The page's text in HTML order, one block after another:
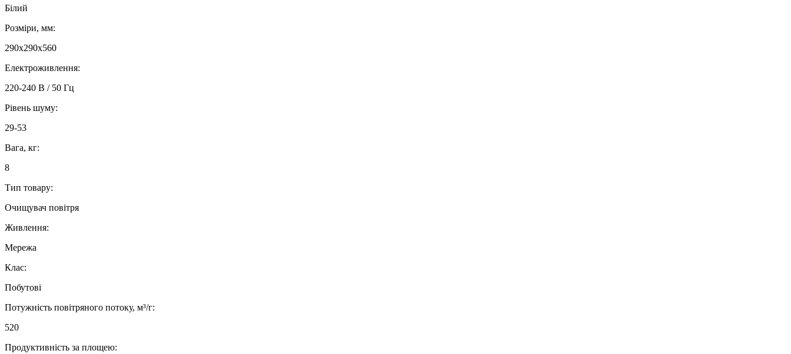
Білий
Розміри, мм:
290х290х560
Електроживлення:
220-240 В / 50 Гц
Рівень шуму:
29-53
Вага, кг:
8
Тип товару:
Очищувач повітря
Живлення:
Мережа
Клас:
Побутові
Потужність повітряного потоку, м³/г:
520
Продуктивність за площею: